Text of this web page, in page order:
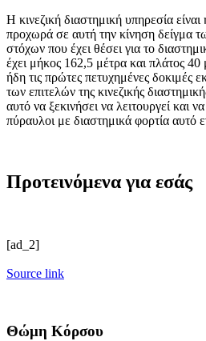
Η κινεζική διαστημική υπηρεσία
προχωρά σε αυτή την κίνηση δείγμα
στόχων που έχει θέσει για το
έχει μήκος 162,5 μέτρα και πλάτος 40
ήδη τις πρώτες πετυχημένες δοκιμές
των επιτελών της κινεζικής
αυτό να ξεκινήσει να λειτουργεί και
πύραυλοι με διαστημικά φορτία αυτό
Προτεινόμενα για εσάς
[ad_2]
Source link
Θώμη Κόρσου